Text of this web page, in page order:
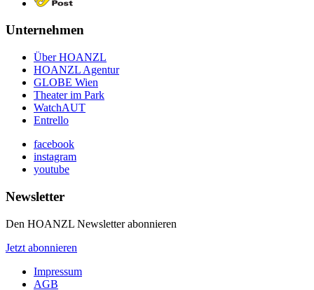
Unternehmen
Über HOANZL
HOANZL Agentur
GLOBE Wien
Theater im Park
WatchAUT
Entrello
facebook
instagram
youtube
Newsletter
Den HOANZL Newsletter abonnieren
Jetzt abonnieren
Impressum
AGB